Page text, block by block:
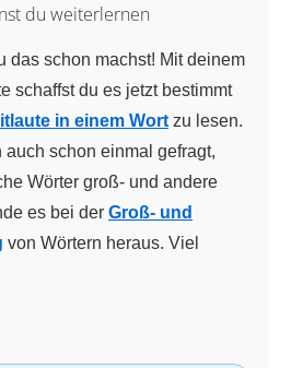
du weiterlernen
das schon machst! Mit deinem
schaffst du es jetzt bestimmt
in einem Wort zu lesen.
auch schon einmal gefragt,
Wörter groß- und andere
es bei der Groß- und
von Wörtern heraus. Viel